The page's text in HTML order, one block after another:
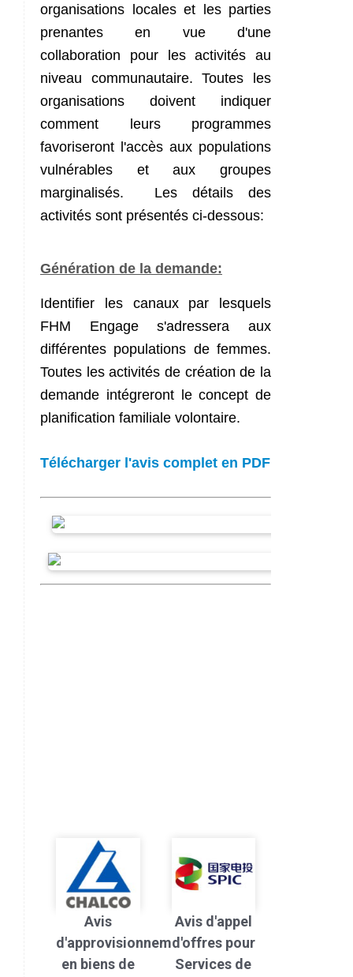
organisations locales et les parties
prenantes en vue d'une
collaboration pour les activités au
niveau communautaire. Toutes les
organisations doivent indiquer
comment leurs programmes
favoriseront l'accès aux populations
vulnérables et aux groupes
marginalisés. Les détails des
activités sont présentés ci-dessous:
Génération de la demande:
Identifier les canaux par lesquels
FHM Engage s'adressera aux
différentes populations de femmes.
Toutes les activités de création de la
demande intégreront le concept de
planification familiale volontaire.
Télécharger l'avis complet en PDF
Avis
d'approvisionnement
en biens de
Avis d'appel
d'offres pour
Services de